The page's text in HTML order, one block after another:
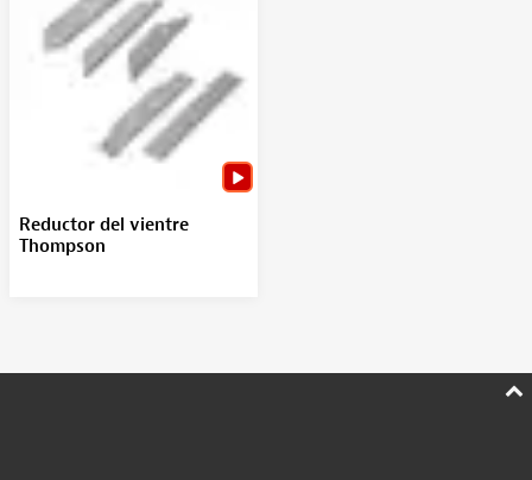
Reductor del vientre
Thompson